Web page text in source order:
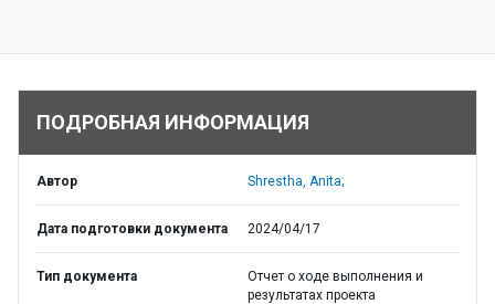
ПОДРОБНАЯ ИНФОРМАЦИЯ
Автор Shrestha, Anita;
Дата подготовки документа 2024/04/17
Тип документа
Отчет о ходе выполнения и
результатах проекта